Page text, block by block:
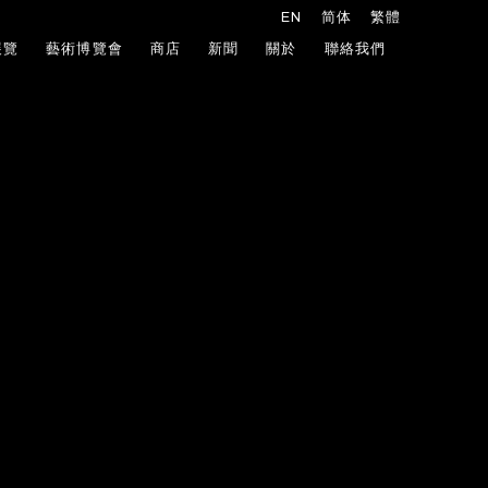
覽 藝術博覽會 商店 新聞 關於 聯絡我們
EN 简体 繁體